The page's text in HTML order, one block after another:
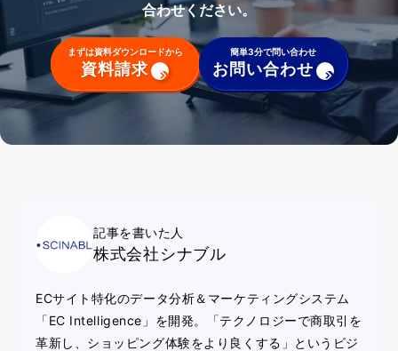
合わせください。
まずは資料ダウンロードから
資料請求
簡単3分で問い合わせ
お問い合わせ
記事を書いた人
株式会社シナブル
ECサイト特化のデータ分析＆マーケティングシステム
「EC Intelligence」を開発。「テクノロジーで商取引を
革新し、ショッピング体験をより良くする」というビジ